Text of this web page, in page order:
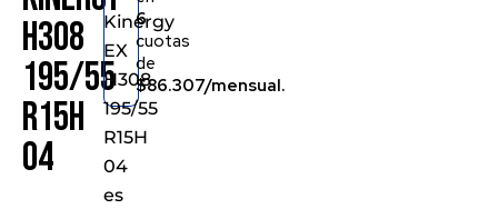
H308
195/55
R15H
04
6
cuotas
de
$86.307/mensual.
Kinergy
EX
H308
195/55
R15H
04
es